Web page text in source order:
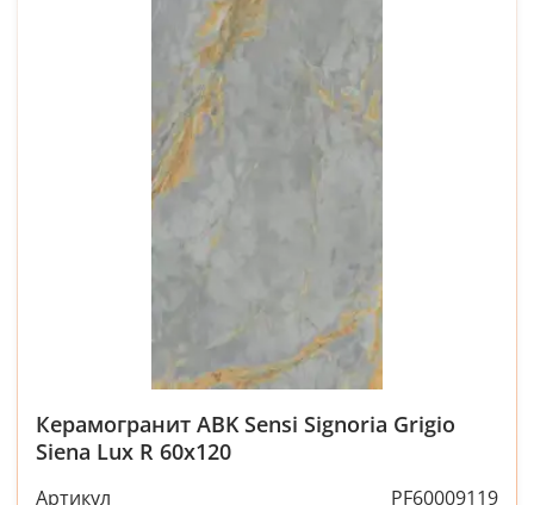
Керамогранит ABK Sensi Signoria Grigio
Siena Lux R 60x120
Артикул
PF60009119